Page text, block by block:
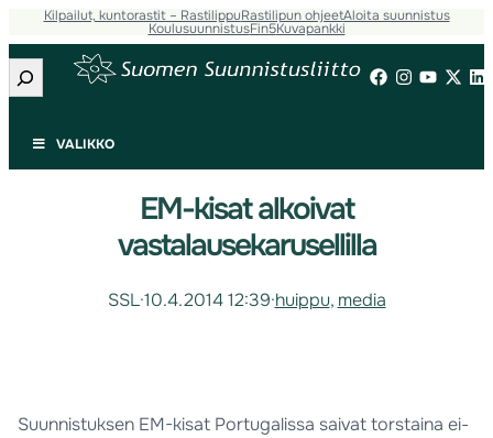
Kilpailut, kuntorastit – RastilippuRastilipun ohjeetAloita suunnistus
KoulusuunnistusFin5Kuvapankki
Etsi
VALIKKO
EM-kisat alkoivat
vastalausekarusellilla
SSL·10.4.2014 12:39·huippu, media
Suunnistuksen EM-kisat Portugalissa saivat torstaina ei-